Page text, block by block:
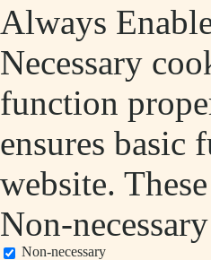
Always
Necessary
function
ensures basic
website.
Non-necessary
Non-necessary